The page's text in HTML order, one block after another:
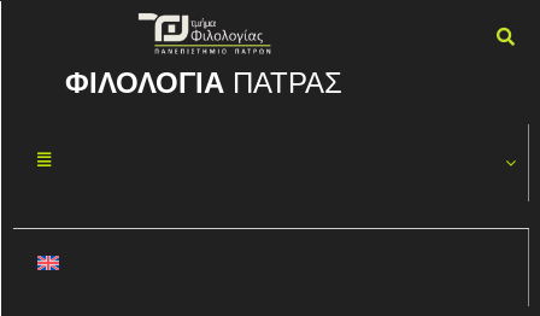
ΦΙΛΟΛΟΓΙΑ ΠΑΤΡΑΣ
Διάρκεια Φοίτησης